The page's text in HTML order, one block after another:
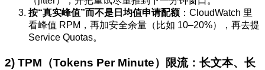
按“真实峰值”而不是日均值申请配额 ：CloudWatch 里
看峰值 RPM，再加安全余量（比如 10–20%），再去提
Service Quotas。
2) TPM（Tokens Per Minute）限流：长文本、长